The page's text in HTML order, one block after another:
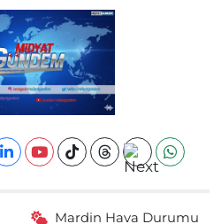
Mardin Hava Durumu